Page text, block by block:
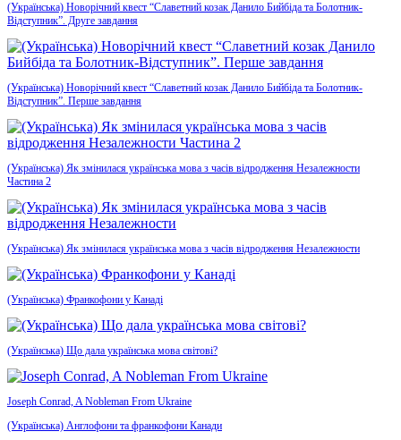
(Українська) Новорічний квест “Славетний козак Данило Бийбіда та Болотник-
Відступник”. Друге завдання
(Українська) Новорічний квест “Славетний козак Данило Бийбіда та Болотник-
Відступник”. Перше завдання
(Українська) Як змінилася українська мова з часів відродження Незалежности
Частина 2
(Українська) Як змінилася українська мова з часів відродження Незалежности
(Українська) Франкофони у Канаді
(Українська) Що дала українська мова світові?
Joseph Conrad, A Nobleman From Ukraine
(Українська) Англофони та франкофони Канади